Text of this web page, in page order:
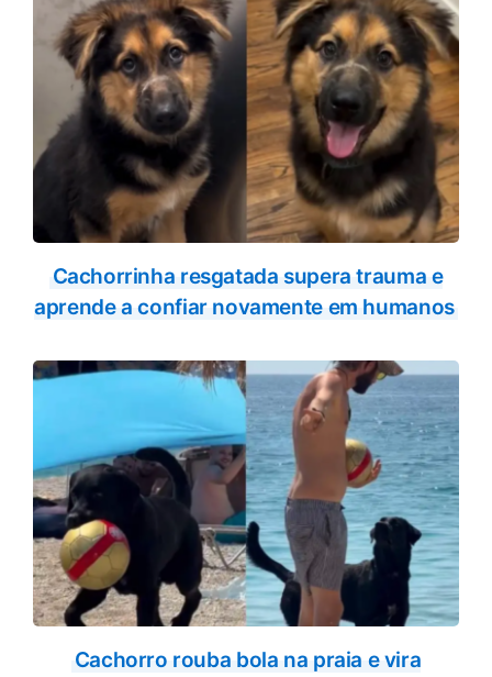
Cachorrinha resgatada supera trauma e
aprende a confiar novamente em humanos
Cachorro rouba bola na praia e vira